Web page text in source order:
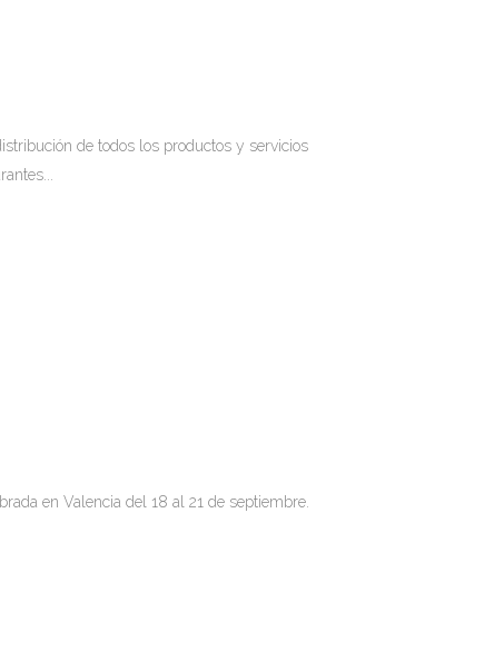
de todos los productos y servicios
en Valencia del 18 al 21 de septiembre.